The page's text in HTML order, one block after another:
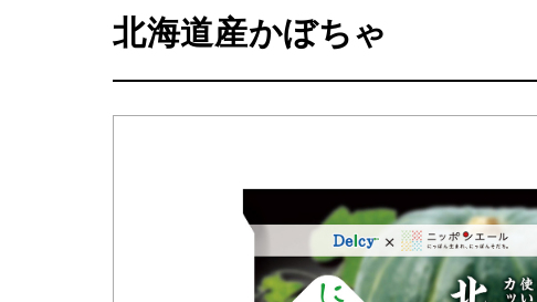
北海道産かぼちゃ